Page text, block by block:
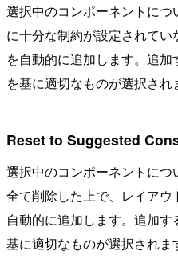
選択中のコンポーネントに
に十分な制約が設定されて
を自動的に追加します。追
を基に適切なものが選択され
Reset to Suggested
選択中のコンポーネントに
全て削除した上で、レイア
自動的に追加します。追加
基に適切なものが選択されま